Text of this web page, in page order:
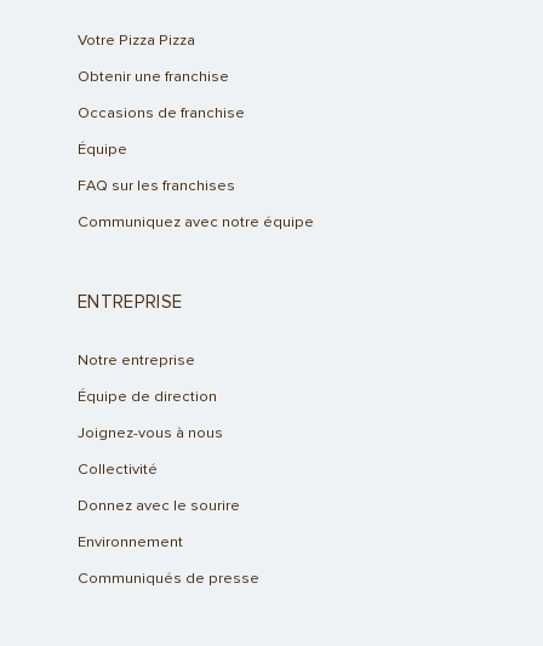
Votre Pizza Pizza
Obtenir une franchise
Occasions de franchise
Équipe
FAQ sur les franchises
Communiquez avec notre équipe
ENTREPRISE
Notre entreprise
Équipe de direction
Joignez-vous à nous
Collectivité
Donnez avec le sourire
Environnement
Communiqués de presse